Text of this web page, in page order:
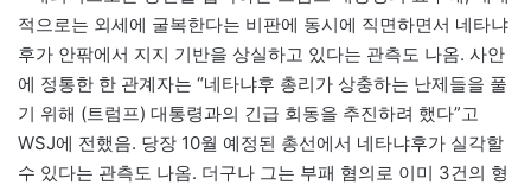
적으로는 외세에 굴복한다는 비판에 동시에 직면하면서 네타냐
후가 안팎에서 지지 기반을 상실하고 있다는 관측도 나옴. 사안
에 정통한 한 관계자는 “네타냐후 총리가 상충하는 난제들을 풀
기 위해 (트럼프) 대통령과의 긴급 회동을 추진하려 했다”고
WSJ에 전했음. 당장 10월 예정된 총선에서 네타냐후가 실각할
수 있다는 관측도 나옴. 더구나 그는 부패 혐의로 이미 3건의 형